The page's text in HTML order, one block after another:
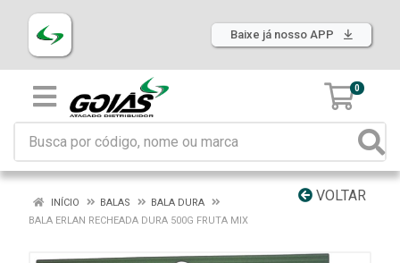
Baixe já nosso APP
0
VOLTAR
INÍCIO BALAS
BALA DURA
BALA ERLAN RECHEADA DURA 500G FRUTA MIX